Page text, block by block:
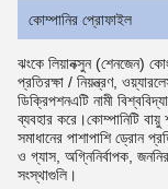
কোম্পানির প্রোফাইল
ঝংকে লিয়ানক্সুন (শেনজেন)
প্রতিরক্ষা / নিয়ন্ত্রণ,
ডিক্রিপশনএটি নামী
ব্যবহার করে।কোম্পানিটি
সমাধানের পাশাপাশি ড্রোন
ও গ্যাস, অগ্নিনির্বাপক,
সংস্থাগুলি।